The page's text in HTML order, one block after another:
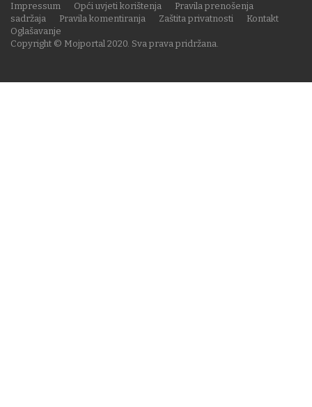
Copyright © Mojportal 2020. Sva prava pridržana.
Impressum Opći uvjeti korištenja
Pravila prenošenja
sadržaja
Pravila komentiranja Zaštita privatnosti
Kontakt
Oglašavanje